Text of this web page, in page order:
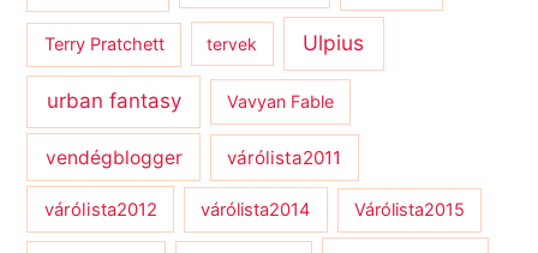
Terry Pratchett tervek Ulpius
urban fantasy Vavyan Fable
vendégblogger várólista2011
várólista2012 várólista2014 Várólista2015